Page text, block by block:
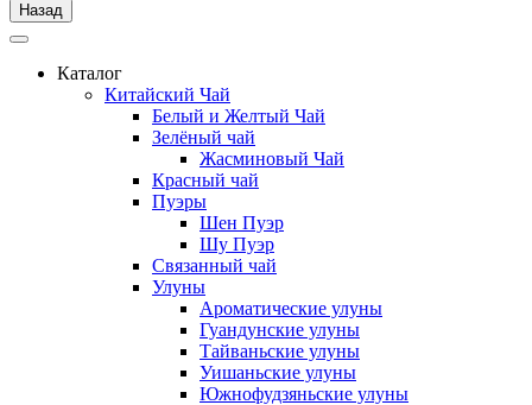
Назад
Каталог
Китайский Чай
Белый и Желтый Чай
Зелёный чай
Жасминовый Чай
Красный чай
Пуэры
Шен Пуэр
Шу Пуэр
Связанный чай
Улуны
Ароматические улуны
Гуандунские улуны
Тайваньские улуны
Уишаньские улуны
Южнофудзяньские улуны